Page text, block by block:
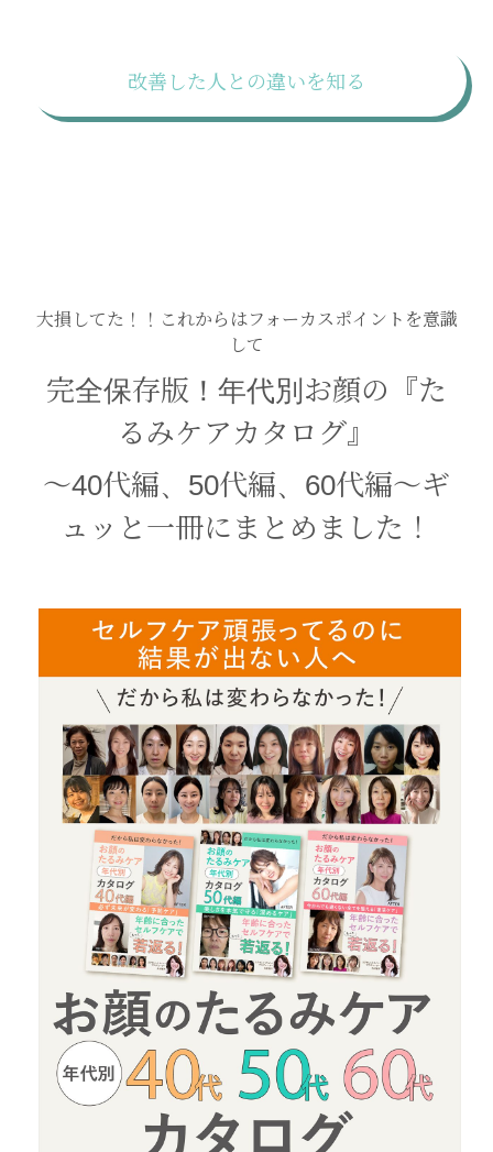
改善した人との違いを知る
大損してた！！これからはフォーカスポイントを意識
して
完全保存版！年代別お顔の『た
るみケアカタログ』
〜40代編、50代編、60代編〜ギ
ュッと一冊にまとめました！